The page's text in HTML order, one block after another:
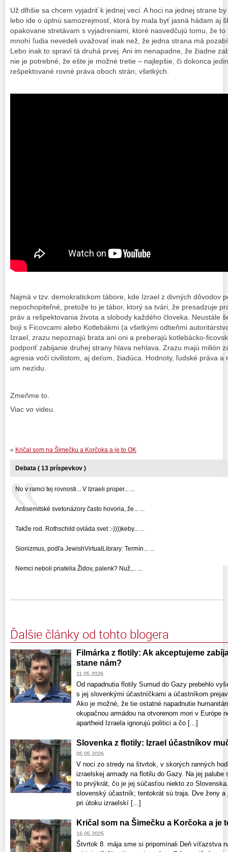
Už dlhšie sa chcem vyjadriť k jednej veci. A hoci na jednej strane
lebo ide o úplnú samozrejmosť, ktorá by mala byť jasná hádam aj
opakovane stretávam s vyjadreniami, ktoré nasvedčujú tomu, že
mnohí ľudia nevedeli uvažovať inak než, že jedna strana má
Lebo inak to spraví tá druhá prvej. Ani im nenapadne, že žiadne
nie je potrebné, že ešte je možné tretie – najlepšie, či dokonca
rešpektované rovné práva oboch strán; všetkých.
Najmä v tzv. demokratickom tábore, kde Izrael z divných dôvodov
nepochopiteľné, pretože to je tábor, ktorý sa tvári, že presadzuje
práv a rešpektovania života a slobody každého človeka. Neustále
boji s Ficovcami alebo Kotlebákmi (a všetkými odtieňmi
Izrael, zrazu nepoznajú brata ani oni a preberajú kotlebácko-
podporiť zabijanie druhej strany hlava nehlava. Zrazu majú milión
agresia voči civilistom, aj deťom, žiadúca. Hodnoty, ľudské práva
um nezídu.
Zmeňme to.
Viac vo videu.
« Kričal som na Šimečku a Korčoka a je to OK
Debata ( 13 príspevkov )
No v ramci tej rovnosti... V Izraeli proper... ...
Antisemitské svetonázory často hovoria, že... ...
Takže rod. Rothschild ovláda svet :-))))keby... ...
Sionizmus, podľa JewishVirtualLibrary: Termín... ...
Nemci neboli priatelia Židov, palenk? Nuž,... ...
Ďalšie články od tohto blogera
Filmárka z flotily: Ak akceptujeme
stane nám?
11.05.2026
Od napadnutia flotily Sumud do Gazy prebehlo
s jej slovenkými účastníčkami a účastníkom
Ako je možné, že tie ostatné napadnutie
okupačnou armádou na otvorenom mori v Európe
apartheid Izraela ignorujú politici a čo [...]
Slovenka z flotily: Izrael účastníkov
05.05.2026
V noci zo stredy na štvrtok, v skorých ranných
izraelskej armady na flotilu do Gazy. Na jej
to prvýkrát, čo je jej súčasťou niekto zo
slovenský účastník; tentokrát sú traja. Dve ženy
pri útoku izraelskí [...]
Kričal som na Šimečku a Korčoka a je
16.05.2025
Štvrtok 8. mája sme si pripomínali Deň víťazstva